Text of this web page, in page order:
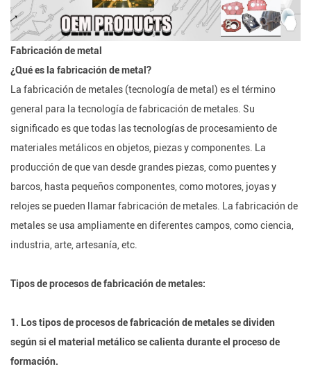
Fabricación de metal
¿Qué es la fabricación de metal?
La fabricación de metales (tecnología de metal) es el término
general para la tecnología de fabricación de metales. Su
significado es que todas las tecnologías de procesamiento de
materiales metálicos en objetos, piezas y componentes. La
producción de que van desde grandes piezas, como puentes y
barcos, hasta pequeños componentes, como motores, joyas y
relojes se pueden llamar fabricación de metales. La fabricación de
metales se usa ampliamente en diferentes campos, como ciencia,
industria, arte, artesanía, etc.
Tipos de procesos de fabricación de metales:
1. Los tipos de procesos de fabricación de metales se dividen
según si el material metálico se calienta durante el proceso de
formación.